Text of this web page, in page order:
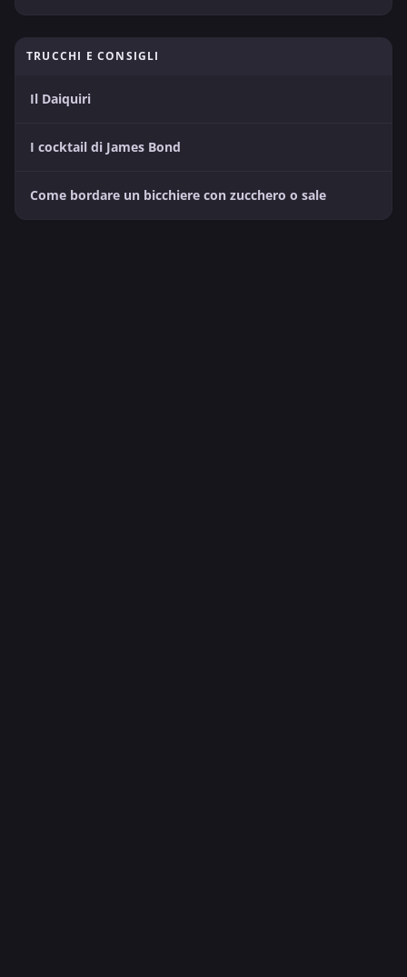
TRUCCHI E CONSIGLI
Il Daiquiri
I cocktail di James Bond
Come bordare un bicchiere con zucchero o sale